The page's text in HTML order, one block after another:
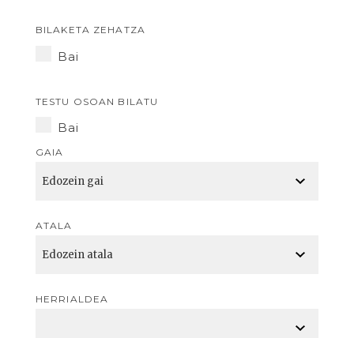
BILAKETA ZEHATZA
Bai
TESTU OSOAN BILATU
Bai
GAIA
ATALA
HERRIALDEA